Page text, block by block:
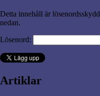
Detta innehåll är
nedan.
Lösenord:
Artiklar